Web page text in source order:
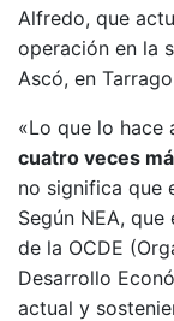
Alfredo, que
operación en la
Ascó, en
«Lo que lo hace
cuatro veces
no significa que
Según NEA,
de la OCDE
Desarrollo
actual y